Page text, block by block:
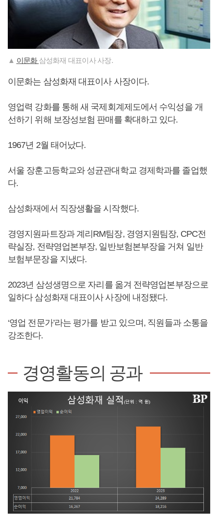
▲ 이문화 삼성화재 대표이사 사장.
이문화는 삼성화재 대표이사 사장이다.
영업력 강화를 통해 새 국제회계제도에서 수익성을 개
선하기 위해 보장성보험 판매를 확대하고 있다.
1967년 2월 태어났다.
서울 장훈고등학교와 성균관대학교 경제학과를 졸업했
다.
삼성화재에서 직장생활을 시작했다.
경영지원파트장과 계리RM팀장, 경영지원팀장, CPC전
략실장, 전략영업본부장, 일반보험본부장을 거쳐 일반
보험부문장을 지냈다.
2023년 삼성생명으로 자리를 옮겨 전략영업본부장으로
일하다 삼성화재 대표이사 사장에 내정됐다.
‘영업 전문가’라는 평가를 받고 있으며, 직원들과 소통을
강조한다.
경영활동의 공과